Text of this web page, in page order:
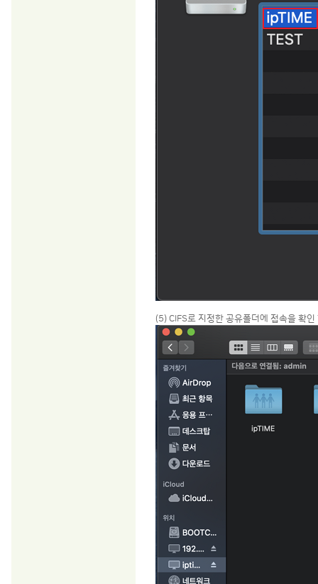
(5) CIFS로 지정한 공유폴더에 접속을 확